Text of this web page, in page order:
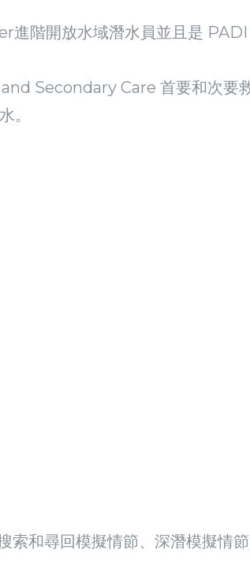
階開放水域潛水員並且是
Secondary Care 首要和次要
。
索和尋回模擬情節、深潛模擬情